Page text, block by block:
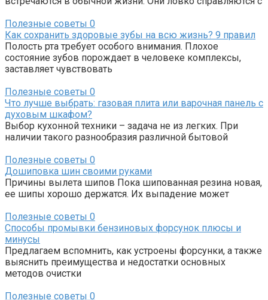
Полезные советы 0
Как сохранить здоровые зубы на всю жизнь? 9 правил
Полость рта требует особого внимания. Плохое
состояние зубов порождает в человеке комплексы,
заставляет чувствовать
Полезные советы 0
Что лучше выбрать: газовая плита или варочная панель с
духовым шкафом?
Выбор кухонной техники – задача не из легких. При
наличии такого разнообразия различной бытовой
Полезные советы 0
Дошиповка шин своими руками
Причины вылета шипов Пока шипованная резина новая,
ее шипы хорошо держатся. Их выпадение может
Полезные советы 0
Способы промывки бензиновых форсунок плюсы и
минусы
Предлагаем вспомнить, как устроены форсунки, а также
выяснить преимущества и недостатки основных
методов очистки
Полезные советы 0